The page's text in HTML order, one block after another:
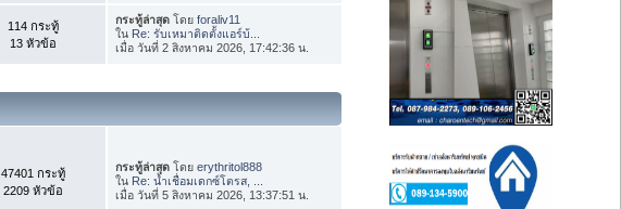
114 กระทู้
13 หัวข้อ
กระทู้ล่าสุด โดยforaliv11
ใน Re: รับเหมาติดตั้งแอร์บ้...
เมื่อ วันที่ 2 สิงหาคม 2026, 17:42:36 น.
47401 กระทู้
2209 หัวข้อ
กระทู้ล่าสุด โดยerythritol888
ใน Re: น้ำเชื่อมเดกซ์โตรส, ...
เมื่อ วันที่ 5 สิงหาคม 2026, 13:37:51 น.